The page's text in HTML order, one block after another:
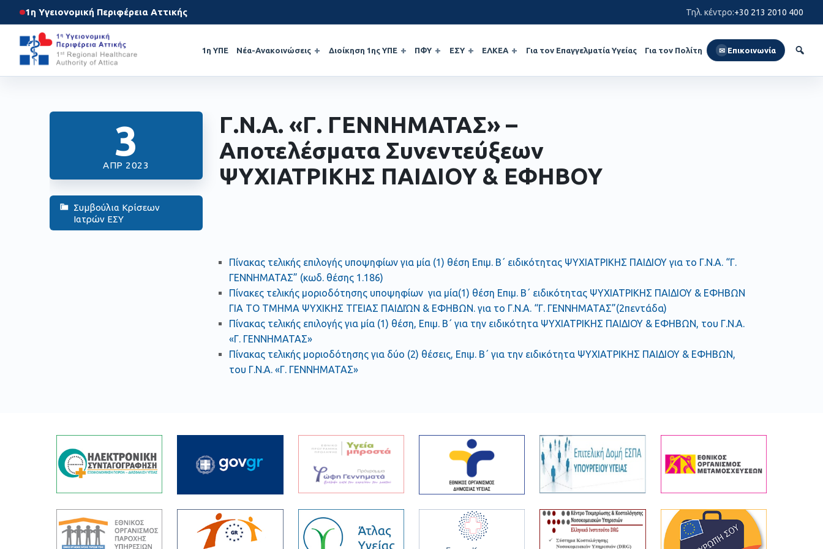
1η Υγειονομική Περιφέρεια Αττικής Τηλ. κέντρο:+30 213 2010 400
1η ΥΠΕ Νέα-Ανακοινώσεις Διοίκηση 1ης ΥΠΕ ΠΦΥ ΕΣΥ ΕΛΚΕΑ Για τον Επαγγελματία Υγείας Για τον Πολίτη ✉ Επικοινωνία
3
ΑΠΡ 2023
Συμβούλια Κρίσεων
Ιατρών ΕΣΥ
Γ.Ν.Α. «Γ. ΓΕΝΝΗΜΑΤΑΣ» –
Αποτελέσματα Συνεντεύξεων
ΨΥΧΙΑΤΡΙΚΗΣ ΠΑΙΔΙΟΥ & ΕΦΗΒΟΥ
Πίνακας τελικής επιλογής υποψηφίων για μία (1) θέση Επιμ. Β΄ ειδικότητας ΨΥΧΙΑΤΡΙΚΗΣ ΠΑΙΔΙΟΥ για το Γ.Ν.Α. “Γ.
ΓΕΝΝΗΜΑΤΑΣ” (κωδ. θέσης 1.186)
Πίνακες τελικής μοριοδότησης υποψηφίων για μία(1) θέση Επιμ. Β΄ ειδικότητας ΨΥΧΙΑΤΡΙΚΗΣ ΠΑΙΔΙΟΥ & ΕΦΗΒΩΝ
ΓΙΑ ΤΟ ΤΜΗΜΑ ΨΥΧΙΚΗΣ ΤΓΕΙΑΣ ΠΑΙΔΙΏΝ & ΕΦΗΒΩΝ. για το Γ.Ν.Α. “Γ. ΓΕΝΝΗΜΑΤΑΣ”(2πεντάδα)
Πίνακας τελικής επιλογής για μία (1) θέση, Επιμ. Β΄ για την ειδικότητα ΨΥΧΙΑΤΡΙΚΗΣ ΠΑΙΔΙΟΥ & ΕΦΗΒΩΝ, του Γ.Ν.Α.
«Γ. ΓΕΝΝΗΜΑΤΑΣ»
Πίνακας τελικής μοριοδότησης για δύο (2) θέσεις, Επιμ. Β΄ για την ειδικότητα ΨΥΧΙΑΤΡΙΚΗΣ ΠΑΙΔΙΟΥ & ΕΦΗΒΩΝ,
του Γ.Ν.Α. «Γ. ΓΕΝΝΗΜΑΤΑΣ»